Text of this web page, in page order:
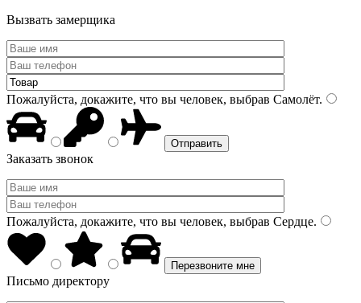
Вызвать замерщика
Пожалуйста, докажите, что вы человек, выбрав Самолёт.
Заказать звонок
Пожалуйста, докажите, что вы человек, выбрав Сердце.
Письмо директору